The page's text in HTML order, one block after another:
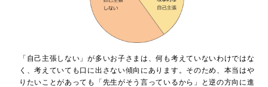
「自己主張しない」が多いお子さまは、何も考えていないわけではな
く、考えていても口に出さない傾向にあります。そのため、本当はや
りたいことがあっても「先生がそう言っているから」と逆の方向に進